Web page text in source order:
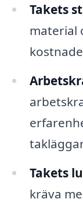
Takets
material
Takets
kräva